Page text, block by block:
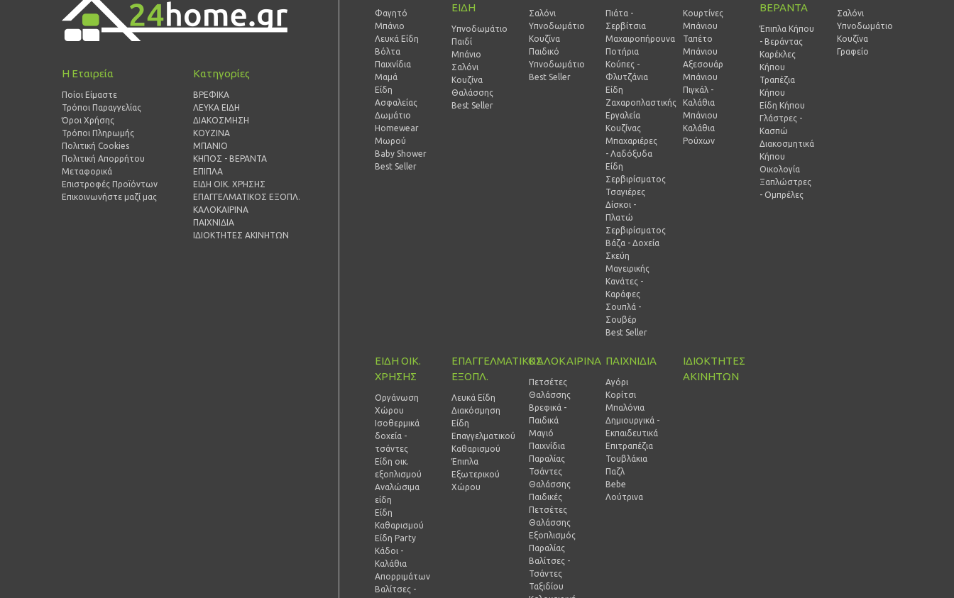
Η Εταιρεία
Ποίοι Είμαστε
Τρόποι Παραγγελίας
Όροι Χρήσης
Τρόποι Πληρωμής
Πολιτική Cookies
Πολιτική Απορρήτου
Μεταφορικά
Επιστροφές Προϊόντων
Επικοινωνήστε μαζί μας
Κατηγορίες
ΒΡΕΦΙΚΑ
ΛΕΥΚΑ ΕΙΔΗ
ΔΙΑΚΟΣΜΗΣΗ
ΚΟΥΖΙΝΑ
ΜΠΑΝΙΟ
ΚΗΠΟΣ - ΒΕΡΑΝΤΑ
ΕΠΙΠΛΑ
ΕΙΔΗ ΟΙΚ. ΧΡΗΣΗΣ
ΕΠΑΓΓΕΛΜΑΤΙΚΟΣ ΕΞΟΠΛ.
ΚΑΛΟΚΑΙΡΙΝΑ
ΠΑΙΧΝΙΔΙΑ
ΙΔΙΟΚΤΗΤΕΣ ΑΚΙΝΗΤΩΝ
Φαγητό
Μπάνιο
Λευκά Είδη
Βόλτα
Παιχνίδια
Μαμά
Είδη
Ασφαλείας
Δωμάτιο
Homewear
Μωρού
Baby Shower
Best Seller
ΕΙΔΗ
Υπνοδωμάτιο
Παιδί
Mπάνιο
Σαλόνι
Κουζίνα
Θαλάσσης
Best Seller
Σαλόνι
Υπνοδωμάτιο
Κουζίνα
Παιδικό
Υπνοδωμάτιο
Best Seller
Πιάτα -
Σερβίτσια
Μαχαιροπήρουνα
Ποτήρια
Κούπες -
Φλυτζάνια
Είδη
Ζαχαροπλαστικής
Εργαλεία
Κουζίνας
Μπαχαριέρες
- Λαδόξυδα
Είδη
Σερβιρίσματος
Τσαγιέρες
Δίσκοι -
Πλατώ
Σερβιρίσματος
Βάζα - Δοχεία
Σκεύη
Μαγειρικής
Κανάτες -
Καράφες
Σουπλά -
Σουβέρ
Best Seller
Κουρτίνες
Μπάνιου
Ταπέτο
Μπάνιου
Αξεσουάρ
Μπάνιου
Πιγκάλ -
Καλάθια
Μπάνιου
Καλάθια
Ρούχων
ΒΕΡΑΝΤΑ
Έπιπλα Κήπου
- Βεράντας
Καρέκλες
Κήπου
Τραπέζια
Κήπου
Είδη Κήπου
Γλάστρες -
Κασπώ
Διακοσμητικά
Κήπου
Οικολογία
Ξαπλώστρες
- Ομπρέλες
Σαλόνι
Υπνοδωμάτιο
Κουζίνα
Γραφείο
ΕΙΔΗ ΟΙΚ.
ΧΡΗΣΗΣ
Οργάνωση
Χώρου
Ισοθερμικά
δοχεία -
τσάντες
Είδη οικ.
εξοπλισμού
Αναλώσιμα
είδη
Είδη
Καθαρισμού
Είδη Party
Κάδοι -
Καλάθια
Απορριμάτων
Βαλίτσες -
ΕΠΑΓΓΕΛΜΑΤΙΚΟΣ
ΕΞΟΠΛ.
Λευκά Είδη
Διακόσμηση
Είδη
Επαγγελματικού
Καθαρισμού
Έπιπλα
Εξωτερικού
Χώρου
ΚΑΛΟΚΑΙΡΙΝΑ
Πετσέτες
Θαλάσσης
Βρεφικά -
Παιδικά
Μαγιό
Παιχνίδια
Παραλίας
Τσάντες
Θαλάσσης
Παιδικές
Πετσέτες
Θαλάσσης
Εξοπλισμός
Παραλίας
Βαλίτσες -
Τσάντες
Ταξιδίου
ΠΑΙΧΝΙΔΙΑ
Αγόρι
Κορίτσι
Μπαλόνια
Δημιουργικά -
Εκπαιδευτικά
Επιτραπέζια
Τουβλάκια
Παζλ
Bebe
Λούτρινα
ΙΔΙΟΚΤΗΤΕΣ
ΑΚΙΝΗΤΩΝ